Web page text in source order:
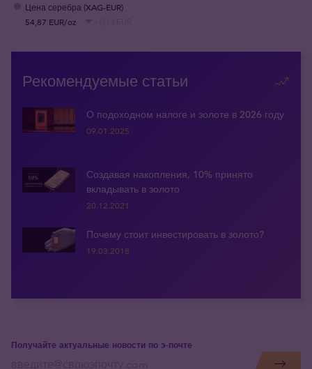
Цена серебра (XAG-EUR)
54,87 EUR/oz
Рекомендуемые статьи
О подоходном налоге и золоте в 2026 году
09.01.2025
Создавая накопления, 10% принято
вкладывать в золото
20.12.2021
Почему стоит инвестировать в золото?
19.03.2018
Получайте актуальные новости по э-почте